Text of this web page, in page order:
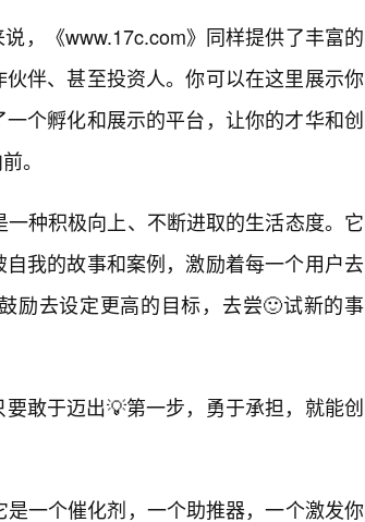
，《www.17c.com》同样提供了丰富的
伴、甚至投资人。你可以在这里展示你
个孵化和展示的平台，让你的才华和创
。
种积极向上、不断进取的生活态度。它
我的故事和案例，激励着每一个用户去
励去设定更高的目标，去尝🙂试新的事
敢于迈出💡第一步，勇于承担，就能创
是一个催化剂，一个助推器，一个激发你